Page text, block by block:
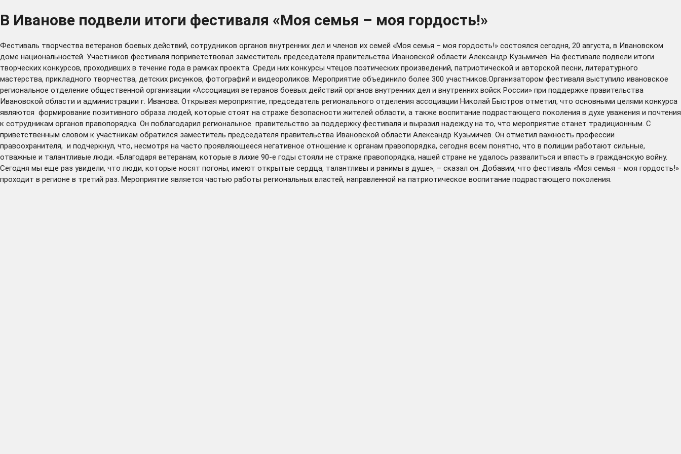
В Иванове подвели итоги фестиваля «Моя семья – моя гордость!»
Фестиваль творчества ветеранов боевых действий, сотрудников органов внутренних дел и членов их семей «Моя семья – моя гордость!» состоялся сегодня, 20 августа, в Ивановском
доме национальностей. Участников фестиваля поприветствовал заместитель председателя правительства Ивановской области Александр Кузьмичёв. На фестивале подвели итоги
творческих конкурсов, проходивших в течение года в рамках проекта. Среди них конкурсы чтецов поэтических произведений, патриотической и авторской песни, литературного
мастерства, прикладного творчества, детских рисунков, фотографий и видеороликов. Мероприятие объединило более 300 участников.Организатором фестиваля выступило ивановское
региональное отделение общественной организации «Ассоциация ветеранов боевых действий органов внутренних дел и внутренних войск России» при поддержке правительства
Ивановской области и администрации г. Иванова. Открывая мероприятие, председатель регионального отделения ассоциации Николай Быстров отметил, что основными целями конкурса
являются формирование позитивного образа людей, которые стоят на страже безопасности жителей области, а также воспитание подрастающего поколения в духе уважения и почтения
к сотрудникам органов правопорядка. Он поблагодарил региональное правительство за поддержку фестиваля и выразил надежду на то, что мероприятие станет традиционным. С
приветственным словом к участникам обратился заместитель председателя правительства Ивановской области Александр Кузьмичев. Он отметил важность профессии
правоохранителя, и подчеркнул, что, несмотря на часто проявляющееся негативное отношение к органам правопорядка, сегодня всем понятно, что в полиции работают сильные,
отважные и талантливые люди. «Благодаря ветеранам, которые в лихие 90-е годы стояли не страже правопорядка, нашей стране не удалось развалиться и впасть в гражданскую войну.
Сегодня мы еще раз увидели, что люди, которые носят погоны, имеют открытые сердца, талантливы и ранимы в душе», – сказал он. Добавим, что фестиваль «Моя семья – моя гордость!»
проходит в регионе в третий раз. Мероприятие является частью работы региональных властей, направленной на патриотическое воспитание подрастающего поколения.